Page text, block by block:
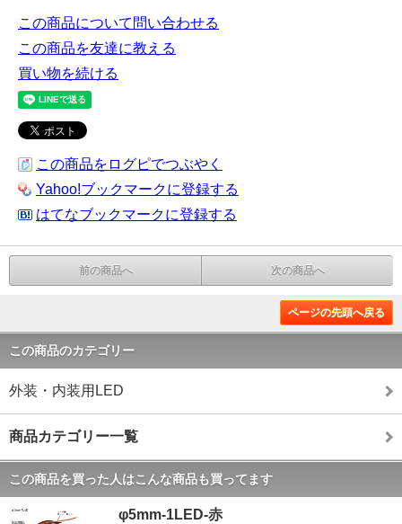
この商品について問い合わせる
この商品を友達に教える
買い物を続ける
この商品をログピでつぶやく
Yahoo!ブックマークに登録する
はてなブックマークに登録する
前の商品へ 次の商品へ
ページの先頭へ戻る
この商品のカテゴリー
外装・内装用LED
商品カテゴリー一覧
この商品を買った人はこんな商品も買ってます
φ5mm-1LED-赤